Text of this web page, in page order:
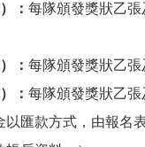
： 每隊頒發獎狀乙
： 每隊頒發獎狀乙張
： 每隊頒發獎狀乙張
以匯款方式，由報名